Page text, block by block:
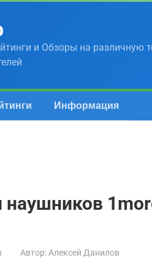
и Обзоры на различную
Информация
Автор: Алексей Данилов